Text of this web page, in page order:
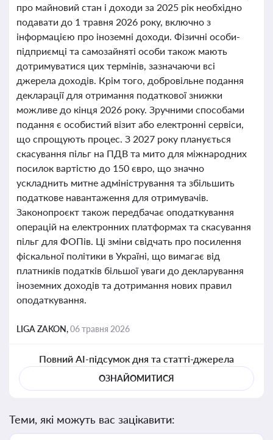
про майновий стан і доходи за 2025 рік необхідно
подавати до 1 травня 2026 року, включно з
інформацією про іноземні доходи. Фізичні особи-
підприємці та самозайняті особи також мають
дотримуватися цих термінів, зазначаючи всі
джерела доходів. Крім того, добровільне подання
декларації для отримання податкової знижки
можливе до кінця 2026 року. Зручними способами
подання є особистий візит або електронні сервіси,
що спрощують процес. З 2027 року планується
скасування пільг на ПДВ та мито для міжнародних
посилок вартістю до 150 євро, що значно
ускладнить митне адміністрування та збільшить
податкове навантаження для отримувачів.
Законопроєкт також передбачає оподаткування
операцій на електронних платформах та скасування
пільг для ФОПів. Ці зміни свідчать про посилення
фіскальної політики в Україні, що вимагає від
платників податків більшої уваги до декларування
іноземних доходів та дотримання нових правил
оподаткування.
LIGA ZAKON,06 травня 2026
Повний AI-підсумок дня та статті-джерела
ОЗНАЙОМИТИСЯ
Теми, які можуть вас зацікавити: